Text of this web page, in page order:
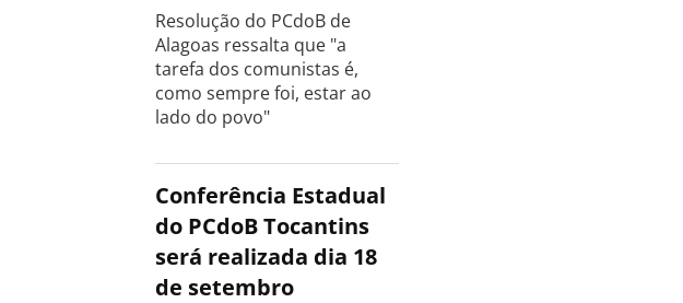
Resolução do PCdoB de
Alagoas ressalta que "a
tarefa dos comunistas é,
como sempre foi, estar ao
lado do povo"
Conferência Estadual
do PCdoB Tocantins
será realizada dia 18
de setembro